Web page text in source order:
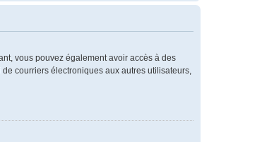
vous pouvez également avoir accès à des
courriers électroniques aux autres utilisateurs,